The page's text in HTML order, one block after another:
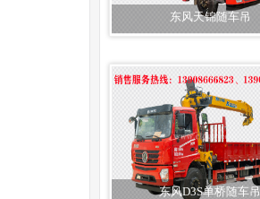
东风天锦随车吊
东风D3S单桥随车吊